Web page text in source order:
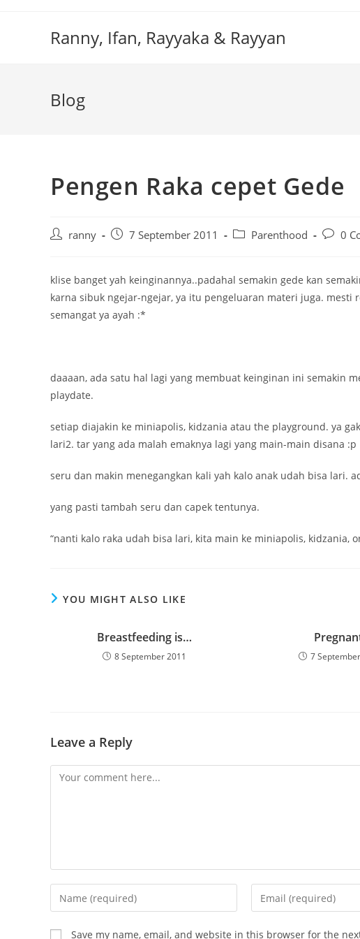
Ranny, Ifan, Rayyaka & Rayyan
Blog
Pengen Raka cepet Gede
Post ranny
Post7 September 2011
Post Parenthood
Post0
klise banget yah keinginannya..padahal semakin gede kan
karna sibuk ngejar-ngejar, ya itu pengeluaran materi juga. mesti
semangat ya ayah :*
daaaan, ada satu hal lagi yang membuat keinginan ini semakin
playdate.
setiap diajakin ke miniapolis, kidzania atau the playground. ya
lari2. tar yang ada malah emaknya lagi yang main-main disana :p
seru dan makin menegangkan kali yah kalo anak udah bisa lari.
yang pasti tambah seru dan capek tentunya.
“nanti kalo raka udah bisa lari, kita main ke miniapolis, kidzania,
YOU MIGHT ALSO LIKE
Breastfeeding is…
8 September 2011 7
Leave a Reply
Comment
Enter
your
name
Enter
your
Save my name, email, and website in this browser for the